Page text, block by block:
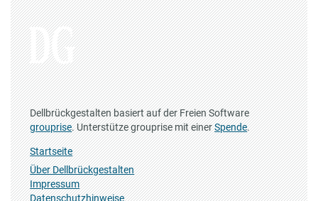
Dellbrückgestalten basiert auf der Freien Software
grouprise. Unterstütze grouprise mit einerSpende.
Startseite
Über Dellbrückgestalten
Impressum
Datenschutzhinweise